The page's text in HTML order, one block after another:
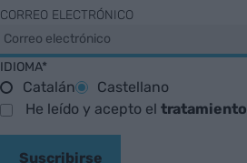
CORREO ELECTRÓNICO
IDIOMA*
Catalán
Castellano
He leído y acepto el tratamiento
Suscribirse